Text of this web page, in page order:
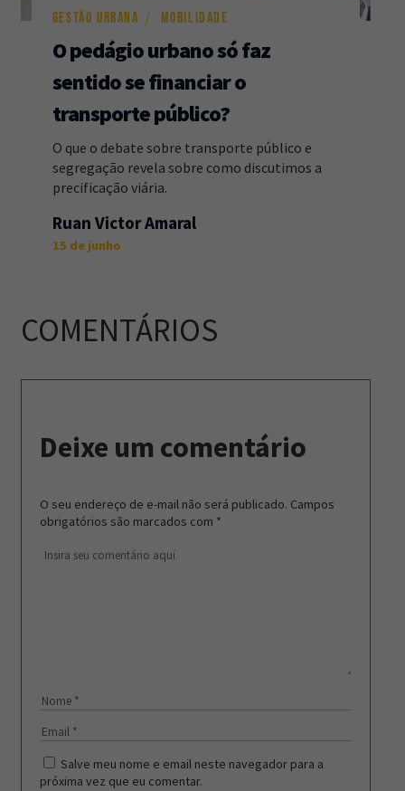
GESTÃO URBANA MOBILIDADE
O pedágio urbano só faz
sentido se financiar o
transporte público?
O que o debate sobre transporte público e
segregação revela sobre como discutimos a
precificação viária.
Ruan Victor Amaral
15 de junho
COMENTÁRIOS
Deixe um comentário
O seu endereço de e-mail não será publicado. Campos
obrigatórios são marcados com *
Salve meu nome e email neste navegador para a
próxima vez que eu comentar.